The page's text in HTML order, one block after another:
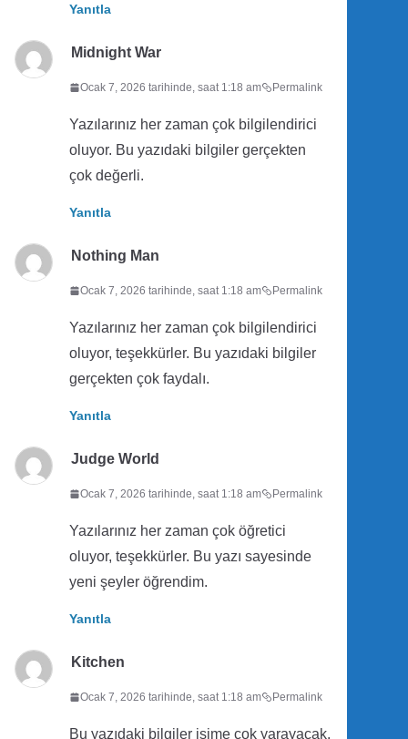
Yanıtla
Midnight War
Ocak 7, 2026 tarihinde, saat 1:18 am Permalink
Yazılarınız her zaman çok bilgilendirici
oluyor. Bu yazıdaki bilgiler gerçekten
çok değerli.
Yanıtla
Nothing Man
Ocak 7, 2026 tarihinde, saat 1:18 am Permalink
Yazılarınız her zaman çok bilgilendirici
oluyor, teşekkürler. Bu yazıdaki bilgiler
gerçekten çok faydalı.
Yanıtla
Judge World
Ocak 7, 2026 tarihinde, saat 1:18 am Permalink
Yazılarınız her zaman çok öğretici
oluyor, teşekkürler. Bu yazı sayesinde
yeni şeyler öğrendim.
Yanıtla
Kitchen
Ocak 7, 2026 tarihinde, saat 1:18 am Permalink
Bu yazıdaki bilgiler işime çok yarayacak.